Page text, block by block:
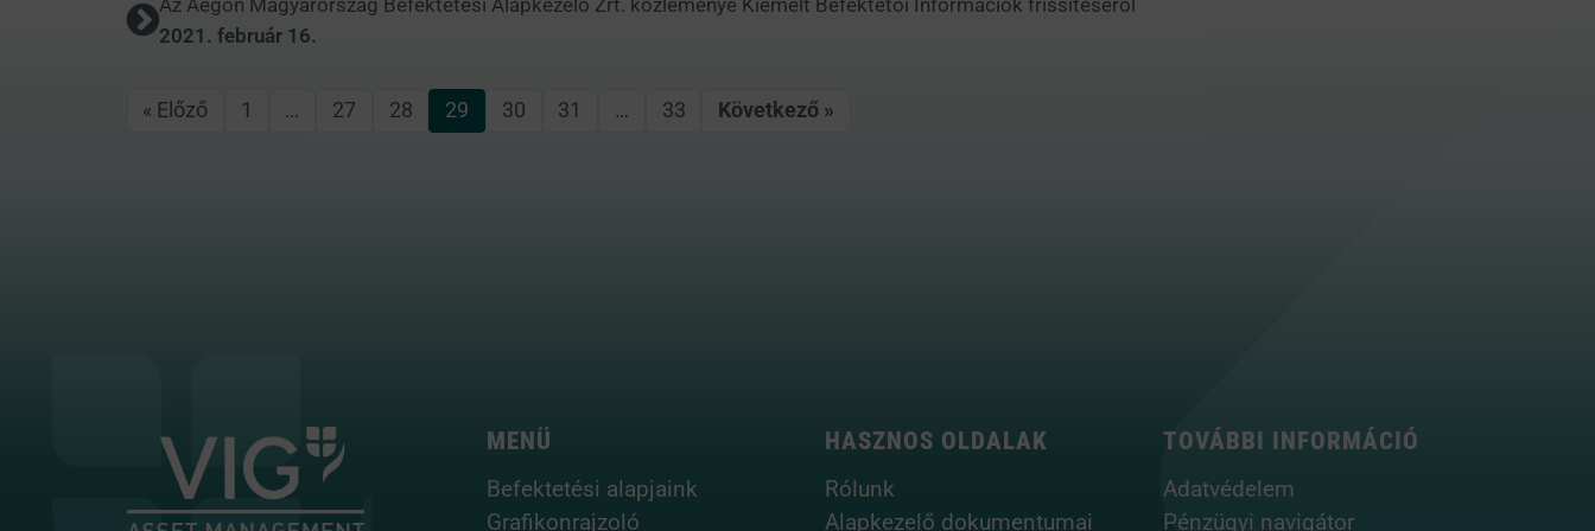
2021. február 16.
« Előző 1 … 27 28 29 30 31 … 33 Következő »
MENÜ
Befektetési alapjaink
Grafikonrajzoló
HASZNOS OLDALAK
Rólunk
Alapkezelő dokumentumai
TOVÁBBI INFORMÁCIÓ
Adatvédelem
Pénzügyi navigátor